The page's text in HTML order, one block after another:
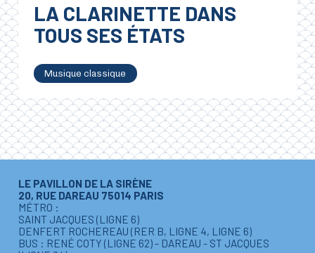
LA CLARINETTE DANS
TOUS SES ÉTATS
Musique classique
LE PAVILLON DE LA SIRÈNE
20, RUE DAREAU 75014 PARIS
MÉTRO :
SAINT JACQUES (LIGNE 6)
DENFERT ROCHEREAU (RER B, LIGNE 4, LIGNE 6)
BUS : RENÉ COTY (LIGNE 62) - DAREAU - ST JACQUES